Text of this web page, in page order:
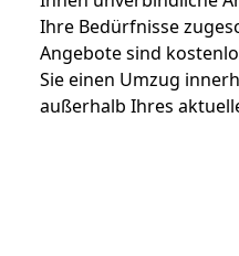
Ihre Bedürfnisse
Angebote sind
Sie einen Umzug
außerhalb Ihres